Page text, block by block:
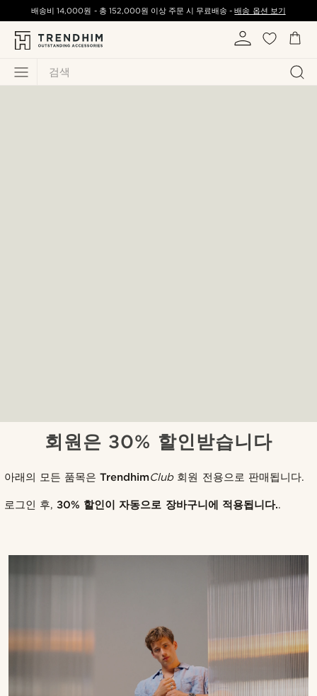
검색
배송비14,000원 - 총 152,000원 이상 주문 시 무료배송 -배송 옵션 보기
회원은 30% 할인받습니다
아래의 모든 품목은TrendhimClub회원 전용으로 판매됩니다.
로그인 후,30% 할인이 자동으로 장바구니에 적용됩니다..